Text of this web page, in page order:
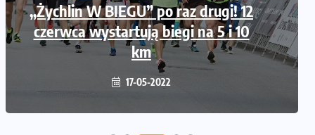
„Żychlin W BIEGU” po raz drugi! 12
czerwca wystartują biegi na 5 i 10
km
17-05-2022